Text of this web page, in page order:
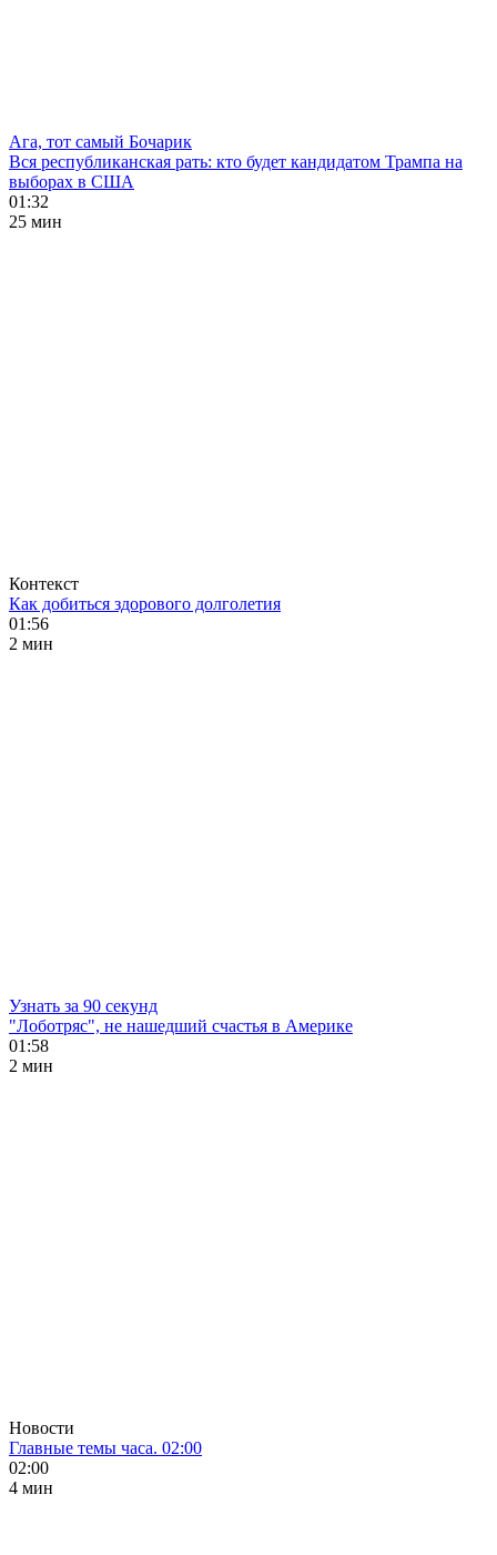
Ага, тот самый Бочарик
Вся республиканская рать: кто будет кандидатом Трампа на
выборах в США
01:32
25 мин
Контекст
Как добиться здорового долголетия
01:56
2 мин
Узнать за 90 секунд
"Лоботряс", не нашедший счастья в Америке
01:58
2 мин
Новости
Главные темы часа. 02:00
02:00
4 мин